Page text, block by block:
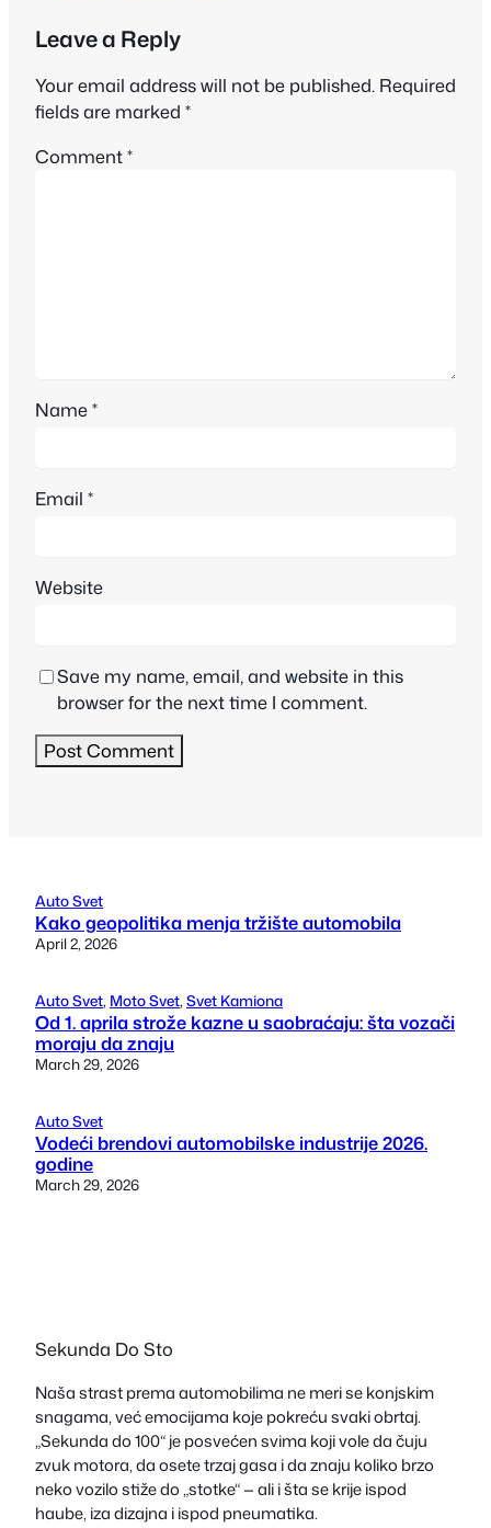
Leave a Reply
Your email address will not be published. Required
fields are marked *
Comment*
Name*
Email *
Website
Save my name, email, and website in this
browser for the next time I comment.
Auto Svet
Kako geopolitika menja tržište automobila
April 2, 2026
Auto Svet, Moto Svet, Svet Kamiona
Od 1. aprila strože kazne u saobraćaju: šta vozači
moraju da znaju
March 29, 2026
Auto Svet
Vodeći brendovi automobilske industrije 2026.
godine
March 29, 2026
Sekunda Do Sto
Naša strast prema automobilima ne meri se konjskim
snagama, već emocijama koje pokreću svaki obrtaj.
„Sekunda do 100“ je posvećen svima koji vole da čuju
zvuk motora, da osete trzaj gasa i da znaju koliko brzo
neko vozilo stiže do „stotke“ — ali i šta se krije ispod
haube, iza dizajna i ispod pneumatika.